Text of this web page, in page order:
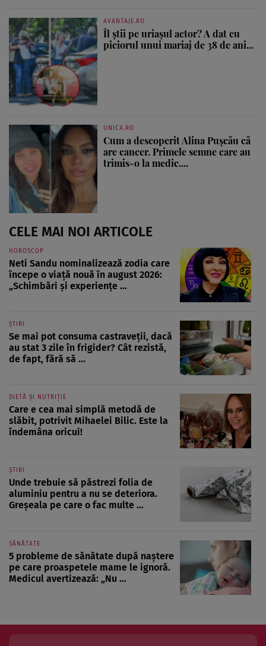
AVANTAJE.RO
Îl știi pe uriașul actor? A dat cu
piciorul unui mariaj de 38 de ani...
UNICA.RO
Cum a descoperit Alina Pușcău că
are cancer. Primele semne care au
trimis-o la medic....
CELE MAI NOI ARTICOLE
HOROSCOP
Neti Sandu nominalizează zodia care
începe o viață nouă în august 2026:
„Schimbări și experiențe ...
ȘTIRI
Se mai pot consuma castraveții, dacă
au stat 3 zile în frigider? Cât rezistă,
de fapt, fără să ...
DIETĂ ȘI NUTRIȚIE
Care e cea mai simplă metodă de
slăbit, potrivit Mihaelei Bilic. Este la
îndemâna oricui!
ȘTIRI
Unde trebuie să păstrezi folia de
aluminiu pentru a nu se deteriora.
Greșeala pe care o fac multe ...
SĂNĂTATE
5 probleme de sănătate după naștere
pe care proaspetele mame le ignoră.
Medicul avertizează: „Nu ...